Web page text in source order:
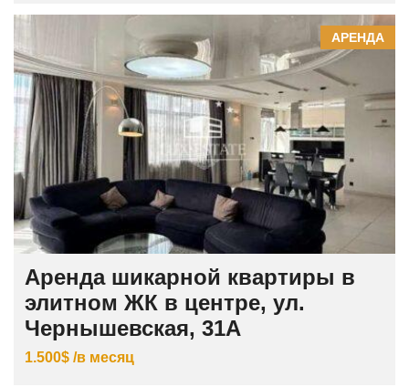
АРЕНДА
Аренда шикарной квартиры в
элитном ЖК в центре, ул.
Чернышевская, 31А
1.500$ /в месяц